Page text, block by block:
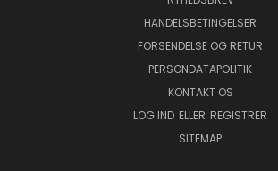
HANDELSBETINGELSER
FORSENDELSE OG RETUR
PERSONDATAPOLITIK
KONTAKT OS
LOG IND ELLER REGISTRER
SITEMAP